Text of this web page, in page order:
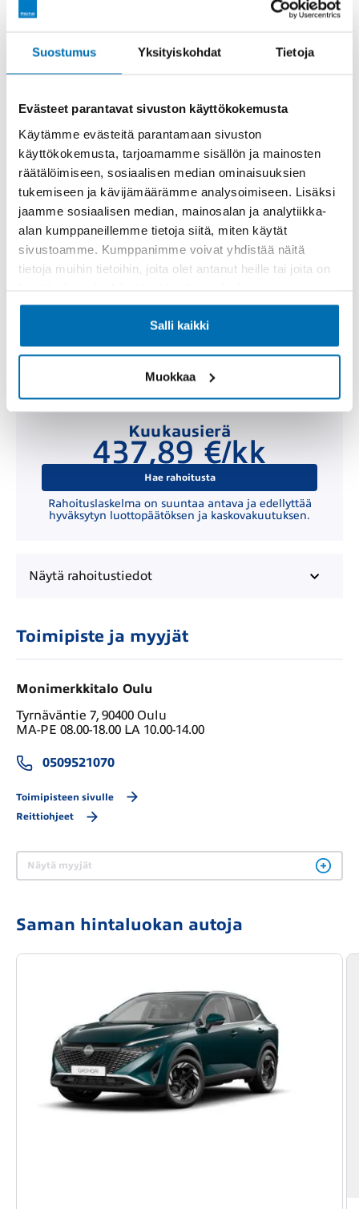
Suostumus Yksityiskohdat Tietoja
Evästeet parantavat sivuston käyttökokemusta
Käytämme evästeitä parantamaan sivuston
käyttökokemusta, tarjoamamme sisällön ja mainosten
räätälöimiseen, sosiaalisen median ominaisuuksien
tukemiseen ja kävijämäärämme analysoimiseen. Lisäksi
jaamme sosiaalisen median, mainosalan ja analytiikka-
alan kumppaneillemme tietoja siitä, miten käytät
sivustoamme. Kumppanimme voivat yhdistää näitä
tietoja muihin tietoihin, joita olet antanut heille tai joita on
Salli kaikki
Muokkaa
Rahoitusaika (kk)
Käsiraha tai vaihtoauto (€)
Kuukausierä
437,89 €/kk
Hae rahoitusta
Rahoituslaskelma on suuntaa antava ja edellyttää
hyväksytyn luottopäätöksen ja kaskovakuutuksen.
Näytä rahoitustiedot
Toimipiste ja myyjät
Monimerkkitalo Oulu
Tyrnäväntie 7, 90400 Oulu
MA-PE 08.00-18.00 LA 10.00-14.00
0509521070
Toimipisteen sivulle
Reittiohjeet
Näytä myyjät
Saman hintaluokan autoja